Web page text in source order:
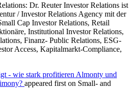
Dr. Reuter Investor Relations ist
/ Investor Relations Agency mit der
Cap Investor Relations, Retail
Institutional Investor Relations,
Finanz- Public Relations, ESG-
Access, Kapitalmarkt-Compliance,
- wie stark profitieren Almonty und
appeared first on Small- and